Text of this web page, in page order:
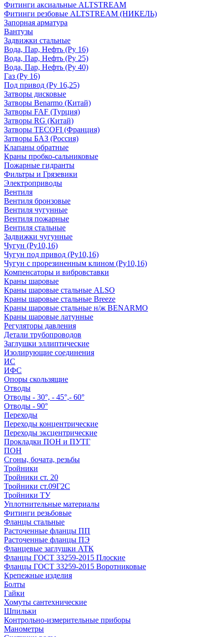
Фитинги аксиальные ALTSTREAM
Фитинги резбовые ALTSTREAM (НИКЕЛЬ)
Запорная арматура
Вантузы
Задвижки стальные
Вода, Пар, Нефть (Ру 16)
Вода, Пар, Нефть (Ру 25)
Вода, Пар, Нефть (Ру 40)
Газ (Ру 16)
Под привод (Ру 16,25)
Затворы дисковые
Затворы Benarmo (Китай)
Затворы FAF (Турция)
Затворы RG (Китай)
Затворы TECOFI (Франция)
Затворы БАЗ (Россия)
Клапаны обратные
Краны пробко-сальниковые
Пожарные гидранты
Фильтры и Грязевики
Электроприводы
Вентиля
Вентиля бронзовые
Вентиля чугунные
Вентиля пожарные
Вентиля стальные
Задвижки чугунные
Чугун (Ру10,16)
Чугун под привод (Ру10,16)
Чугун с прорезиненным клином (Ру10,16)
Компенсаторы и вибровставки
Краны шаровые
Краны шаровые стальные ALSO
Краны шаровые стальные Breeze
Краны шаровые стальные н/ж BENARMO
Краны шаровые латунные
Регуляторы давления
Детали трубопроводов
Заглушки эллиптические
Изолирующие соединения
ИС
ИФС
Опоры скользящие
Отводы
Отводы - 30°, - 45°,- 60°
Отводы - 90°
Переходы
Переходы концентрические
Переходы эксцентрические
Прокладки ПОН и ПУТГ
ПОН
Сгоны, бочата, резьбы
Тройники
Тройники ст. 20
Тройники ст.09Г2С
Тройники ТУ
Уплотнительные материалы
Фитинги резьбовые
Фланцы стальные
Расточенные фланцы ПП
Расточенные фланцы ПЭ
Фланцевые заглушки АТК
Фланцы ГОСТ 33259-2015 Плоские
Фланцы ГОСТ 33259-2015 Воротниковые
Крепежные изделия
Болты
Гайки
Хомуты сантехнические
Шпильки
Контрольно-измерительные приборы
Манометры